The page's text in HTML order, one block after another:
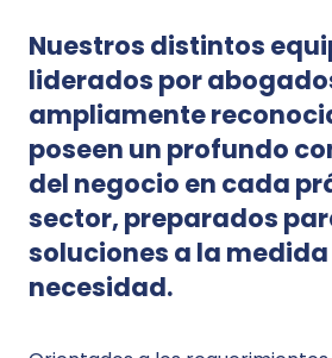
Nuestros distintos
liderados por
ampliamente
poseen un profundo
del negocio en cada
sector, preparados
soluciones a la
necesidad.